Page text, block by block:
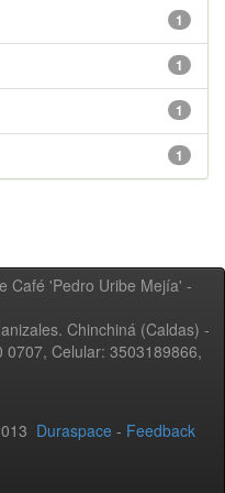
1
1
1
1
Café 'Pedro Uribe Mejía' -
Chinchiná (Caldas) -
0707, Celular: 3503189866,
Duraspace - Feedback